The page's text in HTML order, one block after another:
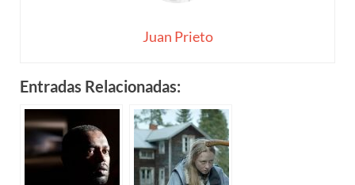
Juan Prieto
Entradas Relacionadas: